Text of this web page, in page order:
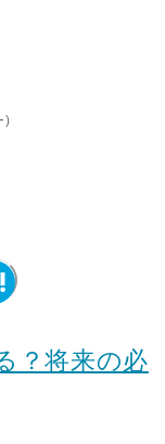
)
？将来の必